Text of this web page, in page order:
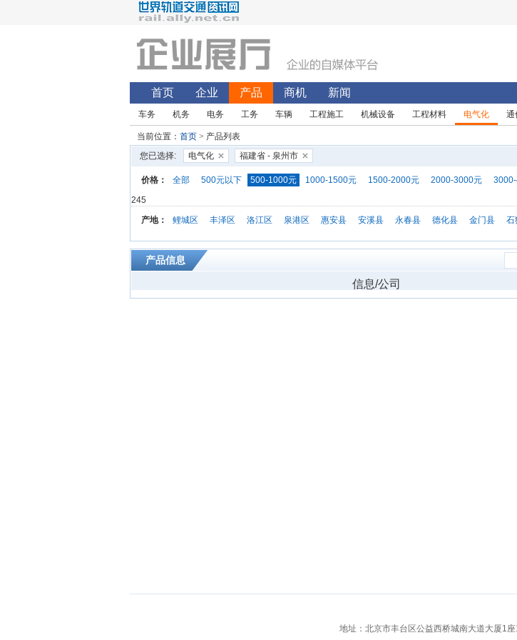
首页 企业 产品 商机 新闻
车务 机务 电务 工务 车辆 工程施工 机械设备 工程材料 电气化 通
当前位置： 首页 > 产品列表
您已选择:
电气化 福建省 - 泉州市
价格： 全部 500元以下 500-1000元 1000-1500元 1500-2000元 2000-3000元
245
产地：
鲤城区 丰泽区 洛江区 泉港区 惠安县 安溪县 永春县 德化县 金门县 石
产品信息
信息/公司
地址：北京市丰台区公益西桥城南大道大厦1